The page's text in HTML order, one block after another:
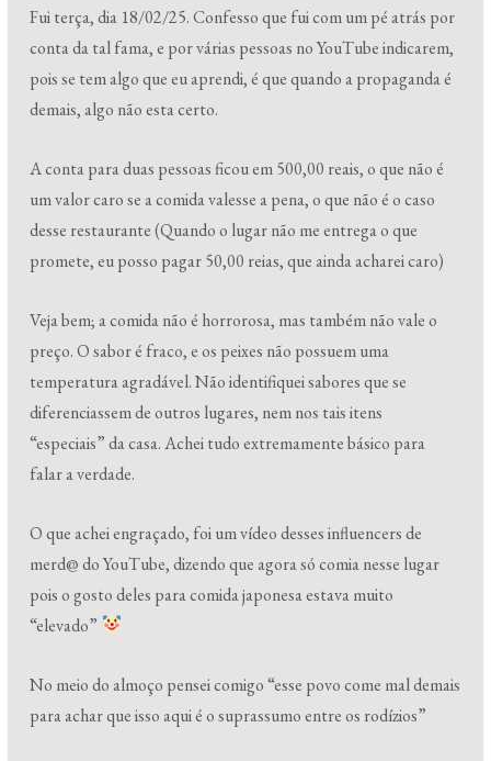
Fui terça, dia 18/02/25. Confesso que fui com um pé atrás por
conta da tal fama, e por várias pessoas no YouTube indicarem,
pois se tem algo que eu aprendi, é que quando a propaganda é
demais, algo não esta certo.
A conta para duas pessoas ficou em 500,00 reais, o que não é
um valor caro se a comida valesse a pena, o que não é o caso
desse restaurante (Quando o lugar não me entrega o que
promete, eu posso pagar 50,00 reias, que ainda acharei caro)
Veja bem; a comida não é horrorosa, mas também não vale o
preço. O sabor é fraco, e os peixes não possuem uma
temperatura agradável. Não identifiquei sabores que se
diferenciassem de outros lugares, nem nos tais itens
“especiais” da casa. Achei tudo extremamente básico para
falar a verdade.
O que achei engraçado, foi um vídeo desses influencers de
merd@ do YouTube, dizendo que agora só comia nesse lugar
pois o gosto deles para comida japonesa estava muito
“elevado”
No meio do almoço pensei comigo “esse povo come mal demais
para achar que isso aqui é o suprassumo entre os rodízios”